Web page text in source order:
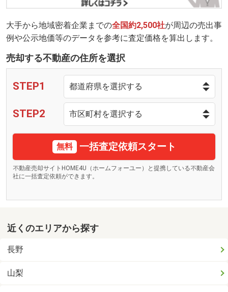
大手から地域密着企業までの全国約2,500社が周辺の売出事
例や公示地価等のデータを参考に査定価格を算出します。
売却する不動産の住所を選択
STEP1
STEP2
無料 一括査定依頼スタート
不動産売却サイトHOME4U（ホームフォーユー）と提携している不動産会
社に一括査定依頼ができます。
近くのエリアから探す
長野
山梨